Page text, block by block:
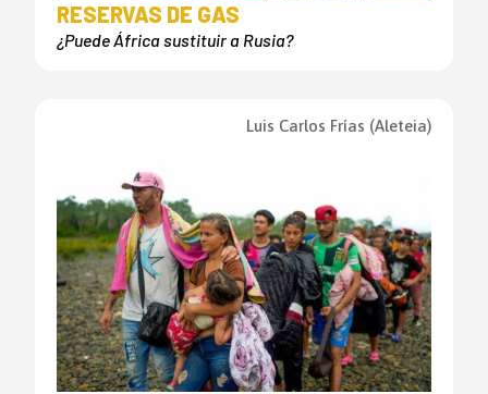
RESERVAS DE GAS
¿Puede África sustituir a Rusia?
Luis Carlos Frías (Aleteia)